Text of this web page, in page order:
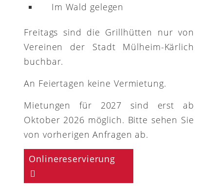
Im Wald gelegen
Freitags sind die Grillhütten nur von
Vereinen der Stadt Mülheim-Kärlich
buchbar.
An Feiertagen keine Vermietung.
Mietungen für 2027 sind erst ab
Oktober 2026 möglich. Bitte sehen Sie
von vorherigen Anfragen ab.
Onlinereservierung